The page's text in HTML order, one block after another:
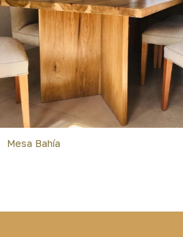
Mesa Bahía